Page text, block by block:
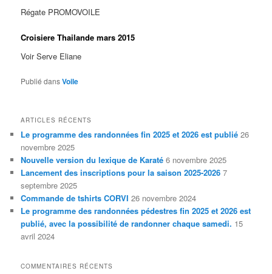
Régate PROMOVOILE
Croisiere Thailande mars 2015
Voir Serve Eliane
Publié dansVoile
ARTICLES RÉCENTS
Le programme des randonnées fin 2025 et 2026 est publié 26
novembre 2025
Nouvelle version du lexique de Karaté 6 novembre 2025
Lancement des inscriptions pour la saison 2025-2026 7
septembre 2025
Commande de tshirts CORVI 26 novembre 2024
Le programme des randonnées pédestres fin 2025 et 2026 est
publié, avec la possibilité de randonner chaque samedi. 15
avril 2024
COMMENTAIRES RÉCENTS